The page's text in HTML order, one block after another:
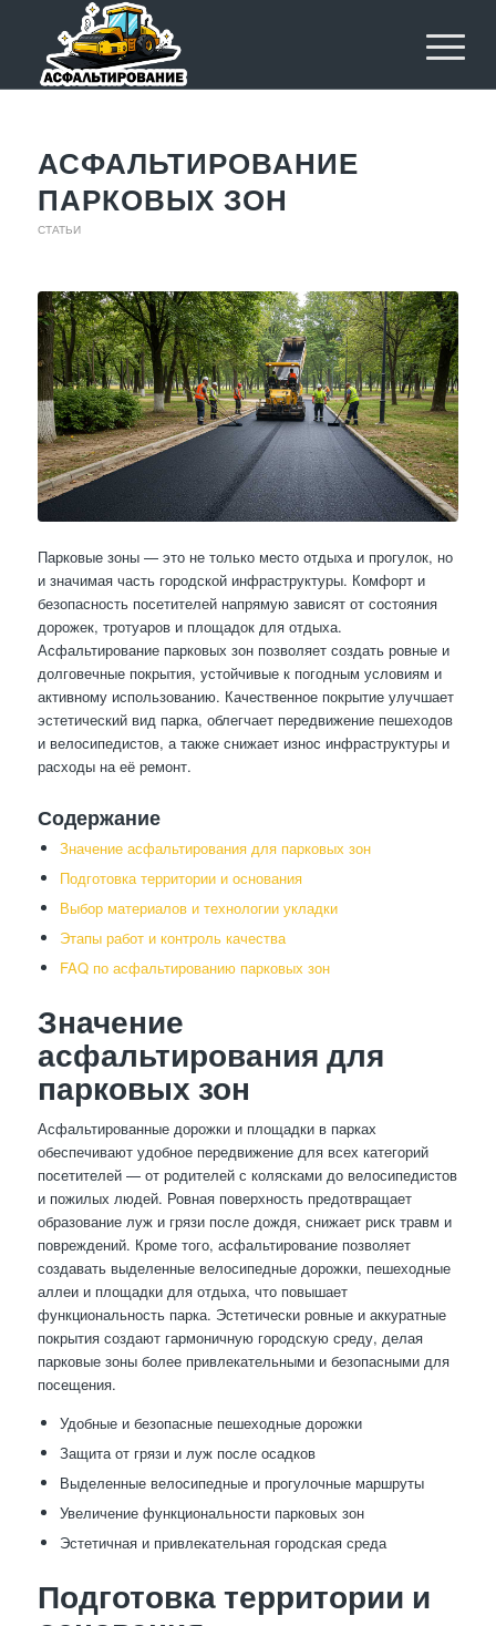
АСФАЛЬТИРОВАНИЕ
ПАРКОВЫХ ЗОН
СТАТЬИ
Парковые зоны — это не только место отдыха и прогулок, но
и значимая часть городской инфраструктуры. Комфорт и
безопасность посетителей напрямую зависят от состояния
дорожек, тротуаров и площадок для отдыха.
Асфальтирование парковых зон позволяет создать ровные и
долговечные покрытия, устойчивые к погодным условиям и
активному использованию. Качественное покрытие улучшает
эстетический вид парка, облегчает передвижение пешеходов
и велосипедистов, а также снижает износ инфраструктуры и
расходы на её ремонт.
Содержание
Значение асфальтирования для парковых зон
Подготовка территории и основания
Выбор материалов и технологии укладки
Этапы работ и контроль качества
FAQ по асфальтированию парковых зон
Значение
асфальтирования для
парковых зон
Асфальтированные дорожки и площадки в парках
обеспечивают удобное передвижение для всех категорий
посетителей — от родителей с колясками до велосипедистов
и пожилых людей. Ровная поверхность предотвращает
образование луж и грязи после дождя, снижает риск травм и
повреждений. Кроме того, асфальтирование позволяет
создавать выделенные велосипедные дорожки, пешеходные
аллеи и площадки для отдыха, что повышает
функциональность парка. Эстетически ровные и аккуратные
покрытия создают гармоничную городскую среду, делая
парковые зоны более привлекательными и безопасными для
посещения.
Удобные и безопасные пешеходные дорожки
Защита от грязи и луж после осадков
Выделенные велосипедные и прогулочные маршруты
Увеличение функциональности парковых зон
Эстетичная и привлекательная городская среда
Подготовка территории и